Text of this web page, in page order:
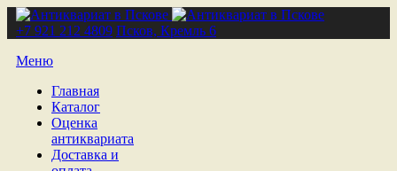
+7 921 212 4809 Псков, Кремль 6
Меню
Главная
Каталог
Оценка
антиквариата
Доставка и